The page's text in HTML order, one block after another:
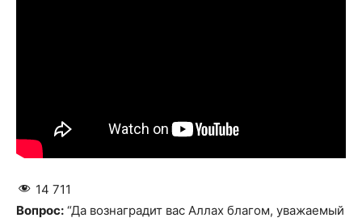
14 711
Вопрос: “Да вознаградит вас Аллах благом, уважаемый